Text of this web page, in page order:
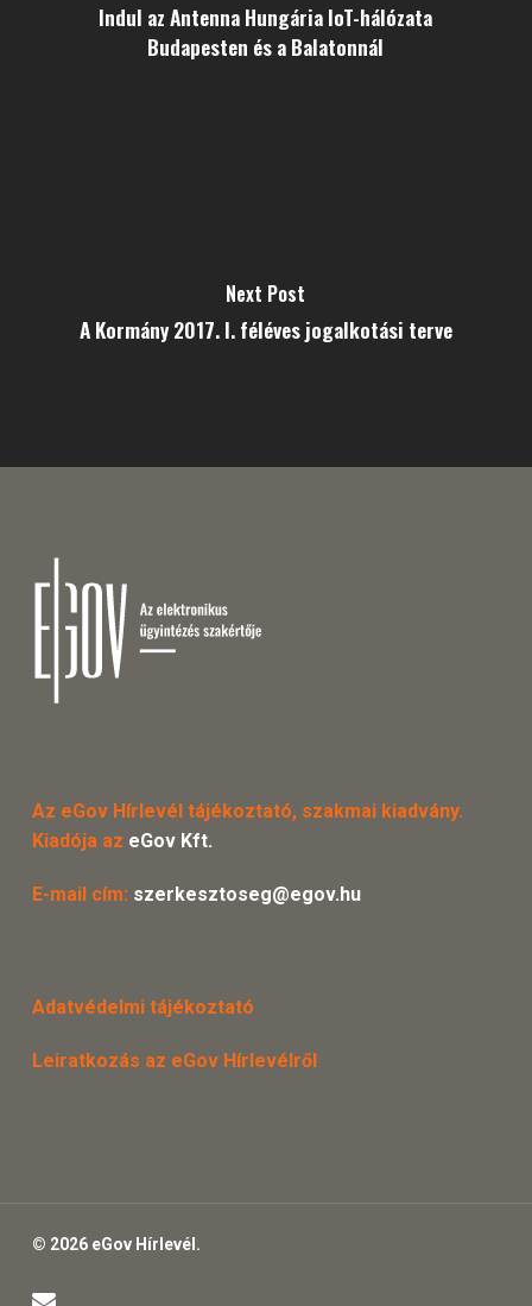
Indul az Antenna Hungária IoT-hálózata
Budapesten és a Balatonnál
Next Post
A Kormány 2017. I. féléves jogalkotási terve
Az eGov Hírlevél tájékoztató, szakmai kiadvány.
Kiadója az eGov Kft.
E-mail cím: szerkesztoseg@egov.hu
Adatvédelmi tájékoztató
Leiratkozás az eGov Hírlevélről
© 2026 eGov Hírlevél.
email